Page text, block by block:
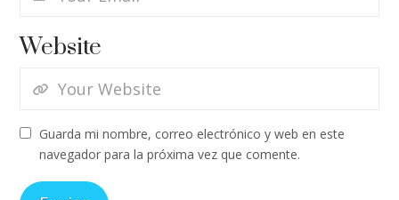
Website
Guarda mi nombre, correo electrónico y web en este
navegador para la próxima vez que comente.